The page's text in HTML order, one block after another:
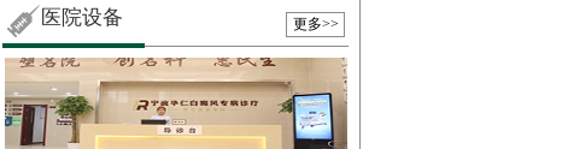
医院设备 更多>>